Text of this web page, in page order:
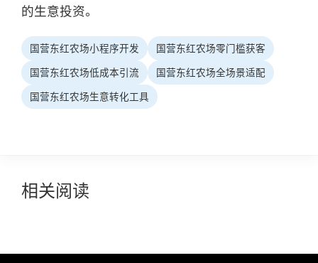
的生意投资。
国营东红农场小程序开发
国营东红农场零门槛获客
国营东红农场低成本引流
国营东红农场全场景适配
国营东红农场生意转化工具
相关阅读